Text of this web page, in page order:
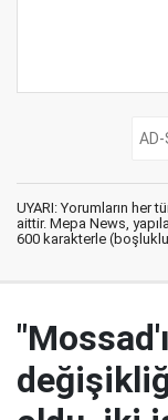
UYARI: Yorumların her
aittir. Mepa News,
600 karakterle (boşluklu)